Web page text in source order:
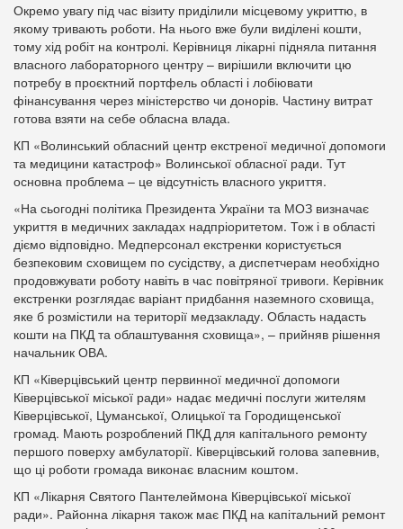
Окремо увагу під час візиту приділили місцевому укриттю, в
якому тривають роботи. На нього вже були виділені кошти,
тому хід робіт на контролі. Керівниця лікарні підняла питання
власного лабораторного центру – вирішили включити цю
потребу в проєктний портфель області і лобіювати
фінансування через міністерство чи донорів. Частину витрат
готова взяти на себе обласна влада.
КП «Волинський обласний центр екстреної медичної допомоги
та медицини катастроф» Волинської обласної ради. Тут
основна проблема – це відсутність власного укриття.
«На сьогодні політика Президента України та МОЗ визначає
укриття в медичних закладах надпріоритетом. Тож і в області
діємо відповідно. Медперсонал екстренки користується
безпековим сховищем по сусідству, а диспетчерам необхідно
продовжувати роботу навіть в час повітряної тривоги. Керівник
екстренки розглядає варіант придбання наземного сховища,
яке б розмістили на території медзакладу. Область надасть
кошти на ПКД та облаштування сховища», – прийняв рішення
начальник ОВА.
КП «Ківерцівський центр первинної медичної допомоги
Ківерцівської міської ради» надає медичні послуги жителям
Ківерцівської, Цуманської, Олицької та Городищенської
громад. Мають розроблений ПКД для капітального ремонту
першого поверху амбулаторії. Ківерцівський голова запевнив,
що ці роботи громада виконає власним коштом.
КП «Лікарня Святого Пантелеймона Ківерцівської міської
ради». Районна лікарня також має ПКД на капітальний ремонт